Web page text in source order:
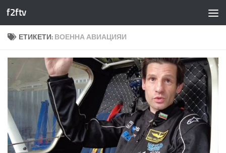
Към съдържанието
f2ftv
ЕТИКЕТИ: ВОЕННА АВИАЦИЯИ